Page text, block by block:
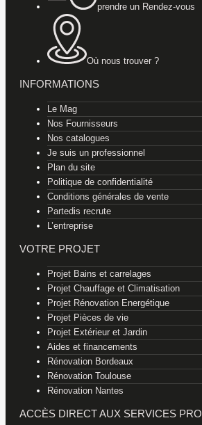
prendre un Rendez-vous
Où nous trouver ?
INFORMATIONS
Le Mag
Nos Fournisseurs
Nos catalogues
Je suis un professionnel
Plan du site
Politique de confidentialité
Conditions générales de vente
Partedis recrute
L’entreprise
VOTRE PROJET
Projet Bains et carrelages
Projet Chauffage et Climatisation
Projet Rénovation Energétique
Projet Pièces de vie
Projet Extérieur et Jardin
Aides et financements
Rénovation Bordeaux
Rénovation Toulouse
Rénovation Nantes
ACCÈS DIRECT AUX SERVICES PRO